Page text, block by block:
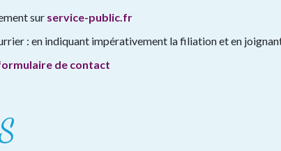
sur service-public.fr
: en indiquant impérativement la filiation et en
de contact